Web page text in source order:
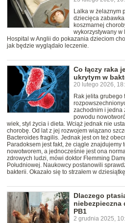
Lalka w żelaznym
dziecięca
koszmarnej
wykorzystywany w
Hospital w Anglii do pokazania dzieciom
jak będzie wyglądało leczenie.
Co łączy raka
ukrytym w
20 lutego 2026,
Rak jelita grubego
zachodnim i jedna
powodu
wiek, styl życia i dieta. Wciąż jednak nie
chorobę. Od lat z jej rozwojem wiązano
Bacteroides fragilis. Jednak jest on też
Paradoksem jest fakt, że ciągle znajdujemy
nowotworem, a jednocześnie jest ona
zdrowych ludzi, mówi doktor Flemming
Południowej. Naukowcy postanowili
bakterii. Okazało się to strzałem w
Dlaczego
niebezpieczna
PB1
2 grudnia 2025,